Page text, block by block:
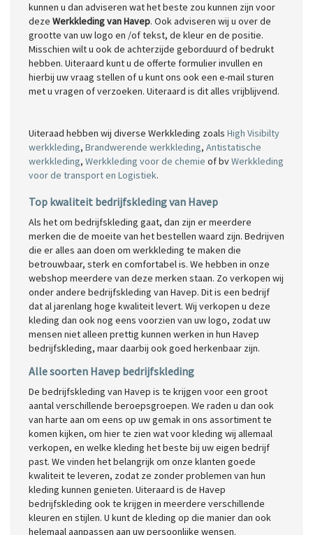
kunnen u dan adviseren wat het beste zou kunnen zijn voor
deze Werkkleding van Havep. Ook adviseren wij u over de
grootte van uw logo en /of tekst, de kleur en de positie.
Misschien wilt u ook de achterzijde geborduurd of bedrukt
hebben. Uiteraard kunt u de offerte formulier invullen en
hierbij uw vraag stellen of u kunt ons ook een e-mail sturen
met u vragen of verzoeken. Uiteraard is dit alles vrijblijvend.
Uiteraad hebben wij diverse Werkkleding zoals High Visibilty
werkkleding, Brandwerende werkkleding, Antistatische
werkkleding, Werkkleding voor de chemie of bvWerkkleding
voor de transport en Logistiek.
Top kwaliteit bedrijfskleding van Havep
Als het om bedrijfskleding gaat, dan zijn er meerdere
merken die de moeite van het bestellen waard zijn. Bedrijven
die er alles aan doen om werkkleding te maken die
betrouwbaar, sterk en comfortabel is. We hebben in onze
webshop meerdere van deze merken staan. Zo verkopen wij
onder andere bedrijfskleding van Havep. Dit is een bedrijf
dat al jarenlang hoge kwaliteit levert. Wij verkopen u deze
kleding dan ook nog eens voorzien van uw logo, zodat uw
mensen niet alleen prettig kunnen werken in hun Havep
bedrijfskleding, maar daarbij ook goed herkenbaar zijn.
Alle soorten Havep bedrijfskleding
De bedrijfskleding van Havep is te krijgen voor een groot
aantal verschillende beroepsgroepen. We raden u dan ook
van harte aan om eens op uw gemak in ons assortiment te
komen kijken, om hier te zien wat voor kleding wij allemaal
verkopen, en welke kleding het beste bij uw eigen bedrijf
past. We vinden het belangrijk om onze klanten goede
kwaliteit te leveren, zodat ze zonder problemen van hun
kleding kunnen genieten. Uiteraard is de Havep
bedrijfskleding ook te krijgen in meerdere verschillende
kleuren en stijlen. U kunt de kleding op die manier dan ook
helemaal aanpassen aan uw persoonlijke wensen.